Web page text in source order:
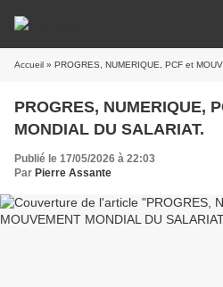
Accueil » PROGRES, NUMERIQUE, PCF et
PROGRES, NUMERIQUE,
MONDIAL DU SALARIAT.
Publié le 17/05/2026 à 22:03
Par Pierre Assante